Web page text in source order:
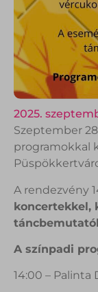
2025.
Szeptember
programokkal
A rendezvény
koncertekkel,
A színpadi
14:00 –